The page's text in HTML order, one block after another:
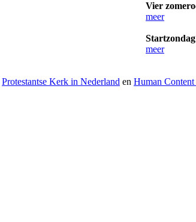
Vier
meer
meer
Protestantse Kerk in Nederland en Human